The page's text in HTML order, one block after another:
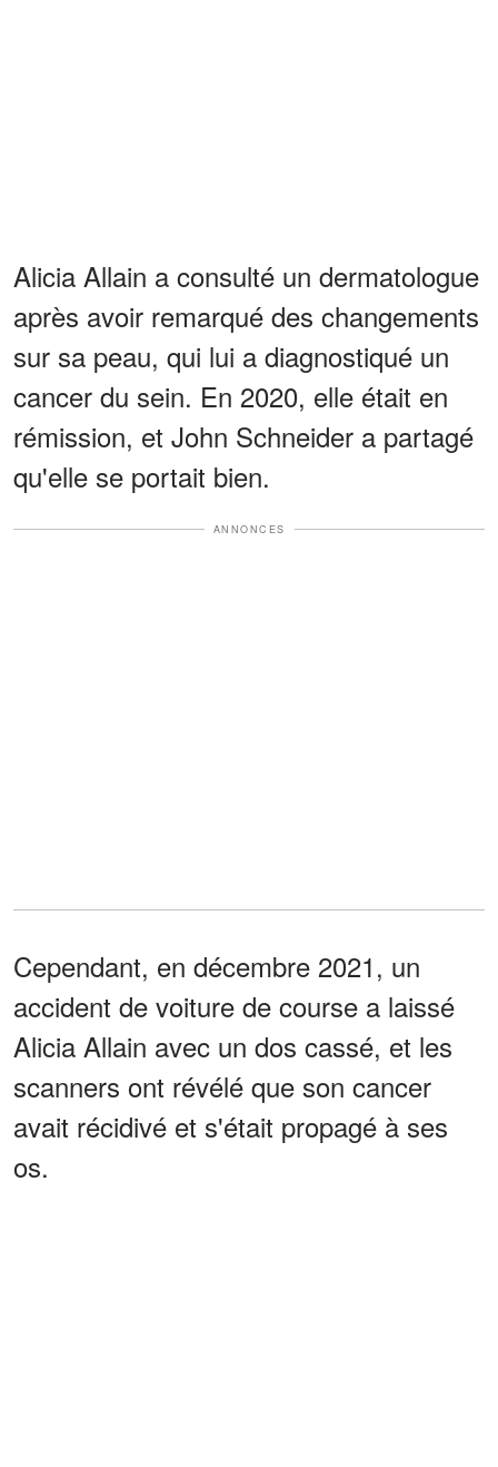
Alicia Allain a consulté un dermatologue
après avoir remarqué des changements
sur sa peau, qui lui a diagnostiqué un
cancer du sein. En 2020, elle était en
rémission, et John Schneider a partagé
qu'elle se portait bien.
ANNONCES
Cependant, en décembre 2021, un
accident de voiture de course a laissé
Alicia Allain avec un dos cassé, et les
scanners ont révélé que son cancer
avait récidivé et s'était propagé à ses
os.